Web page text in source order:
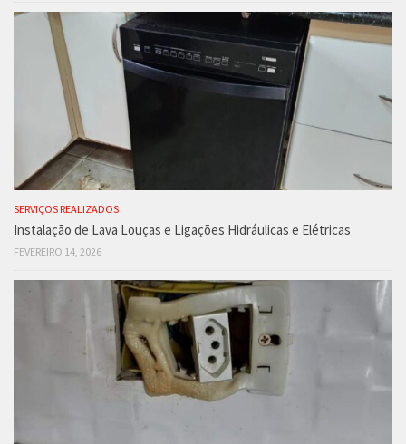
SERVIÇOS REALIZADOS
Instalação de Lava Louças e Ligações Hidráulicas e Elétricas
FEVEREIRO 14, 2026